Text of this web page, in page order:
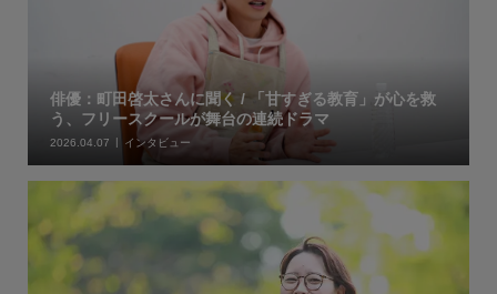
俳優：町田啓太さんに聞く / 「甘すぎる教育」が心を救
う、フリースクールが舞台の連続ドラマ
2026.04.07 インタビュー